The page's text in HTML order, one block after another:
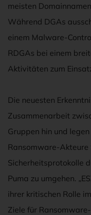
meisten
Während DGAs
einem Malware-
RDGAs bei einem
Aktivitäten zum
Die neuesten
Zusammenarbeit
Gruppen hin und
Ransomware-Akteure
Sicherheitsprotokolle
Puma zu umgehen.
ihrer kritischen Rolle
Ziele für